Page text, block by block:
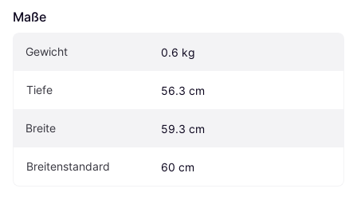
Maße
Gewicht 0.6 kg
Tiefe 56.3 cm
Breite 59.3 cm
Breitenstandard 60 cm